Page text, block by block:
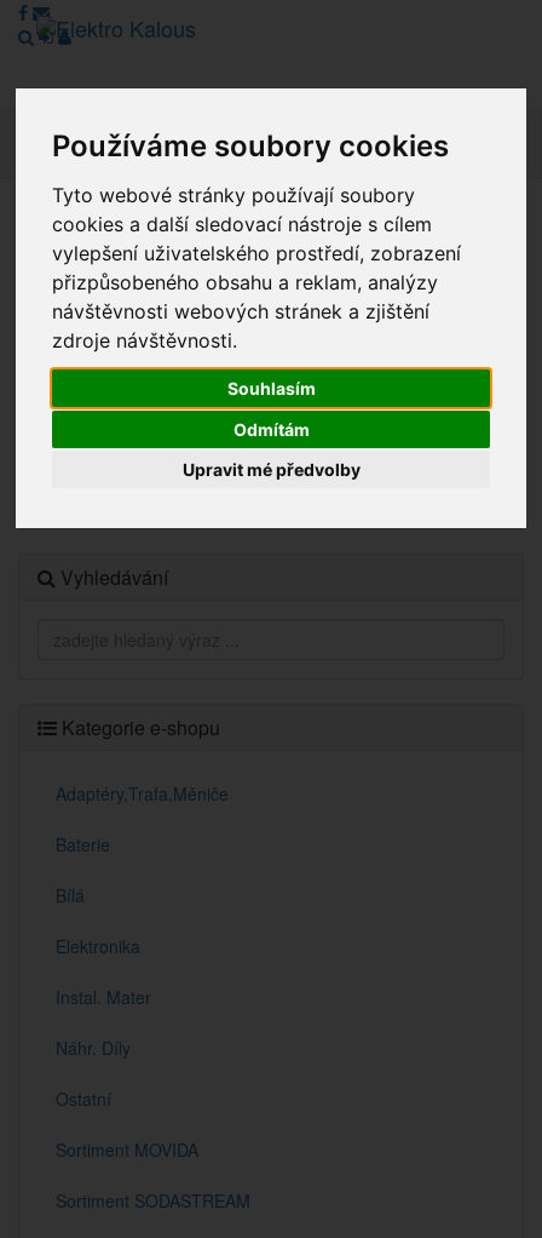
Používáme soubory cookies
Tyto webové stránky používají soubory
cookies a další sledovací nástroje s cílem
vylepšení uživatelského prostředí, zobrazení
přizpůsobeného obsahu a reklam, analýzy
návštěvnosti webových stránek a zjištění
zdroje návštěvnosti.
Souhlasím
Odmítám
Upravit mé předvolby
Vážení zákazníci, v tuto chvíli je Náš internetový obchod v
režimu Katalogu. Objednávky on-line nyní nelze vyřídit.
Děkujeme za pochopení.
Vyhledávání
Kategorie e-shopu
Adaptéry,Trafa,Měniče
Baterie
Bílá
Elektronika
Instal. Mater
Náhr. Díly
Ostatní
Sortiment MOVIDA
Sortiment SODASTREAM